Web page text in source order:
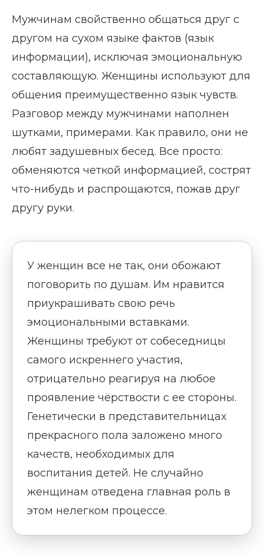
Мужчинам свойственно общаться друг с
другом на сухом языке фактов (язык
информации), исключая эмоциональную
составляющую. Женщины используют для
общения преимущественно язык чувств.
Разговор между мужчинами наполнен
шутками, примерами. Как правило, они не
любят задушевных бесед. Все просто:
обменяются четкой информацией, сострят
что-нибудь и распрощаются, пожав друг
другу руки.
У женщин все не так, они обожают
поговорить по душам. Им нравится
приукрашивать свою речь
эмоциональными вставками.
Женщины требуют от собеседницы
самого искреннего участия,
отрицательно реагируя на любое
проявление чёрствости с ее стороны.
Генетически в представительницах
прекрасного пола заложено много
качеств, необходимых для
воспитания детей. Не случайно
женщинам отведена главная роль в
этом нелегком процессе.